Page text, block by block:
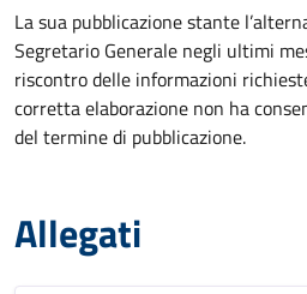
La sua pubblicazione stante
Segretario Generale negli ultimi
riscontro delle informazioni
corretta elaborazione non ha
del termine di pubblicazione.
Allegati